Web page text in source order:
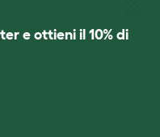
e ottieni il 10% di